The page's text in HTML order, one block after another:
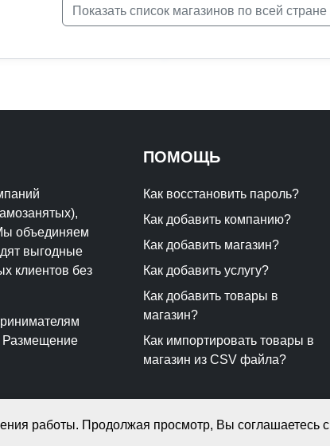
Показать список магазинов по всей стране
объединяем
выгодные
клиентов без
Размещение
ПОМОЩЬ
Как восстановить пароль?
Как добавить компанию?
Как добавить магазин?
Как добавить услугу?
Как добавить товары в
магазин?
Как импортировать товары в
магазин из CSV файла?
работы. Продолжая просмотр, Вы соглашаетесь с